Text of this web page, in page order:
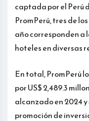
captada por el Perú
PromPerú, tres de
año corresponden a
hoteles en diversas
En total, PromPerú
por US$ 2,489.3
alcanzado en 2024
promoción de